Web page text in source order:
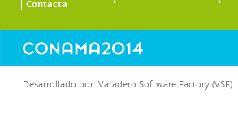
Contacta
Desarrollado por: Varadero Software Factory (VSF)